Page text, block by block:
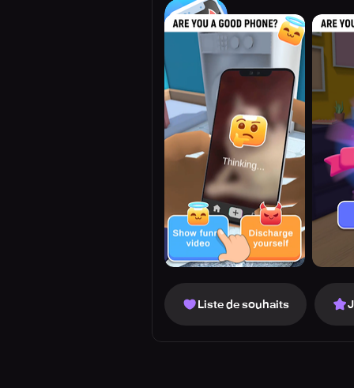
Liste de souhaits